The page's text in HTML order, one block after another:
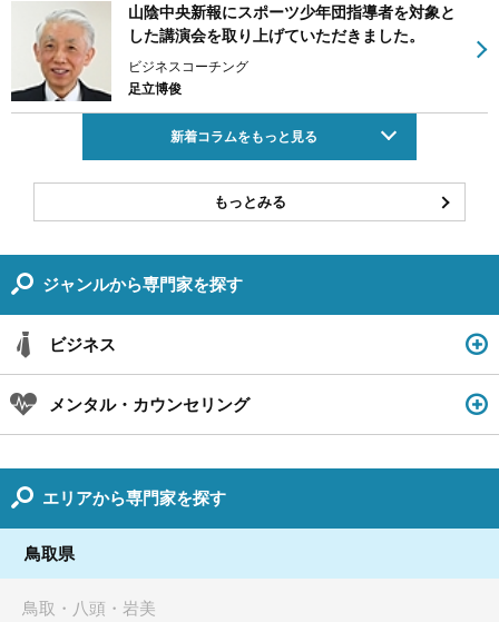
山陰中央新報にスポーツ少年団指導者を対象と
した講演会を取り上げていただきました。
ビジネスコーチング
足立博俊
新着コラムをもっと見る
もっとみる
ジャンルから専門家を探す
ビジネス
メンタル・カウンセリング
エリアから専門家を探す
鳥取県
鳥取・八頭・岩美